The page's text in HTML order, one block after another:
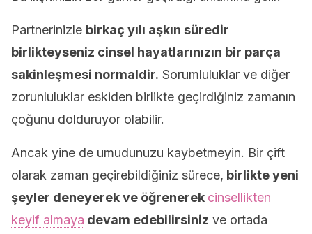
Partnerinizle birkaç yılı aşkın süredir
birlikteyseniz cinsel hayatlarınızın bir parça
sakinleşmesi normaldir. Sorumluluklar ve diğer
zorunluluklar eskiden birlikte geçirdiğiniz zamanın
çoğunu dolduruyor olabilir.
Ancak yine de umudunuzu kaybetmeyin. Bir çift
olarak zaman geçirebildiğiniz sürece, birlikte yeni
şeyler deneyerek ve öğrenerek cinsellikten
keyif almaya devam edebilirsiniz ve ortada